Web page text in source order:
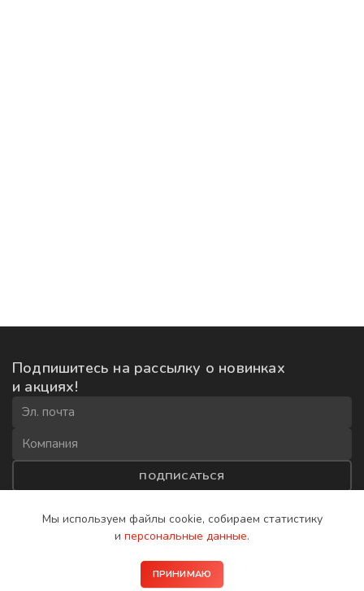
Подпишитесь на рассылку о новинках
и акциях!
ПОДПИСАТЬСЯ
рассылки
2008−2026 © IP-домофоны BAS-IP
Мы используем файлы cookie, собираем статистику
и персональные данные.
ПРИНИМАЮ